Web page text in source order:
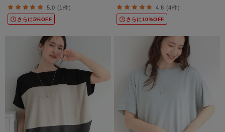
5.0 (1件)
さらに5%OFF
4.8 (4件)
さらに10%OFF